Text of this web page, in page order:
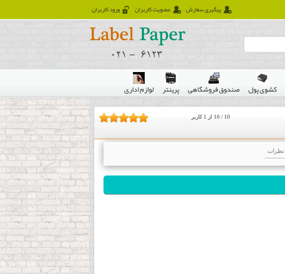
ورود کاربران عضویت کاربران پیگیری سفارش
کشوی پول صندوق فروشگاهی پرینتر
لوازم اداری
10 / 10 از 1 کاربر
نظرات